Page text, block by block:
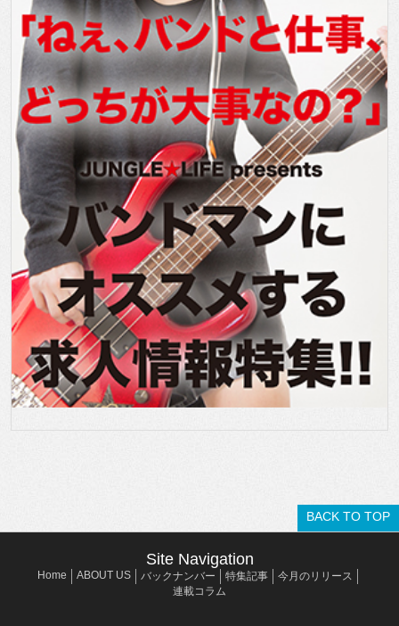
BACK TO TOP
Site Navigation
Home ABOUT US バックナンバー 特集記事
今月のリリース
連載コラム